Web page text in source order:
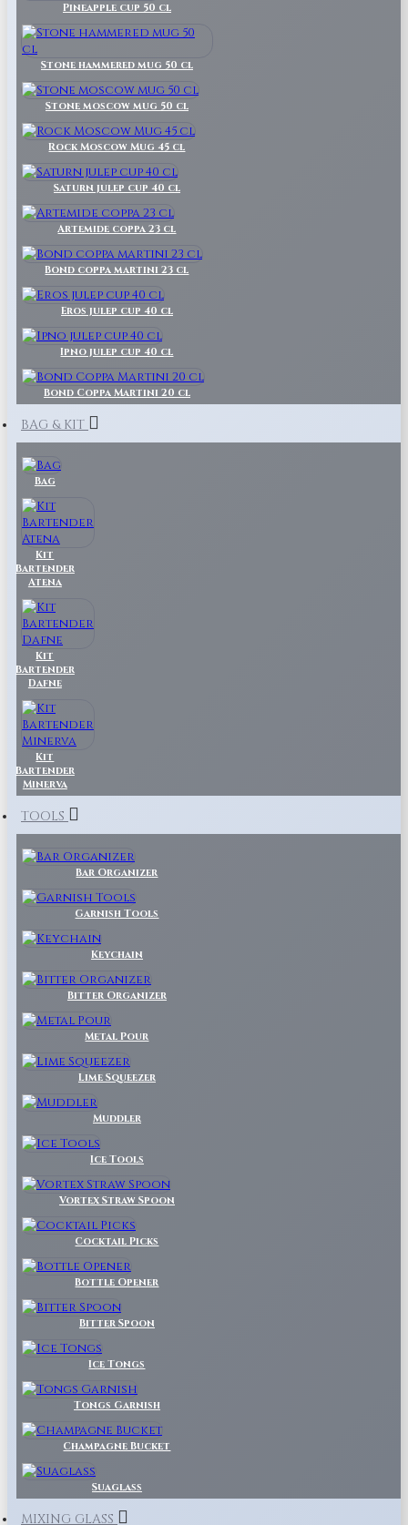
Pineapple cup 50 cl
Stone hammered mug 50 cl
Stone moscow mug 50 cl
Rock Moscow Mug 45 cl
Saturn julep cup 40 cl
Artemide coppa 23 cl
Bond coppa martini 23 cl
Eros julep cup 40 cl
Ipno julep cup 40 cl
Bond Coppa Martini 20 cl
BAG & KIT
Bag
Kit
Bartender
Atena
Kit
Bartender
Dafne
Kit
Bartender
Minerva
TOOLS
Bar Organizer
Garnish Tools
Keychain
Bitter Organizer
Metal Pour
Lime Squeezer
Muddler
Ice Tools
Vortex Straw Spoon
Cocktail Picks
Bottle Opener
Bitter Spoon
Ice Tongs
Tongs Garnish
Champagne Bucket
Suaglass
MIXING GLASS